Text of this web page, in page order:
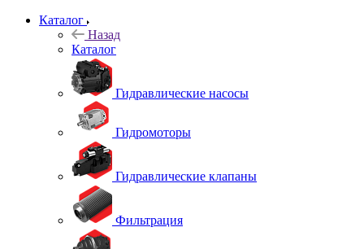
Каталог
Назад
Каталог
Гидравлические насосы
Гидромоторы
Гидравлические клапаны
Фильтрация